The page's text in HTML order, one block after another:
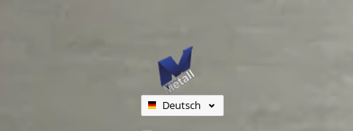
Deutsch